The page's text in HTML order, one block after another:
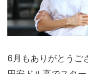
6月もありがとうご